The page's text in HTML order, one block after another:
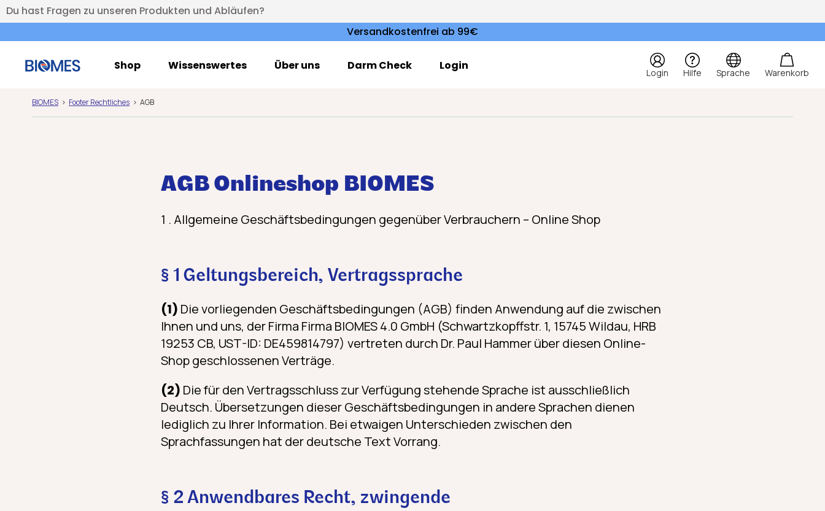
Du hast Fragen zu unseren Produkten und Abläufen?
Versandkostenfrei ab 99€
Shop Wissenswertes Über uns Darm Check Login
Login Hilfe Sprache Warenkorb
BIOMES Footer Rechtliches AGB
AGB Onlineshop BIOMES
1 . Allgemeine Geschäftsbedingungen gegenüber Verbrauchern – Online Shop
§ 1 Geltungsbereich, Vertragssprache
(1) Die vorliegenden Geschäftsbedingungen (AGB) finden Anwendung auf die zwischen
Ihnen und uns, der Firma Firma BIOMES 4.0 GmbH (Schwartzkopffstr. 1, 15745 Wildau, HRB
19253 CB, UST-ID: DE459814797) vertreten durch Dr. Paul Hammer über diesen Online-
Shop geschlossenen Verträge.
(2) Die für den Vertragsschluss zur Verfügung stehende Sprache ist ausschließlich
Deutsch. Übersetzungen dieser Geschäftsbedingungen in andere Sprachen dienen
lediglich zu Ihrer Information. Bei etwaigen Unterschieden zwischen den
Sprachfassungen hat der deutsche Text Vorrang.
§ 2 Anwendbares Recht, zwingende